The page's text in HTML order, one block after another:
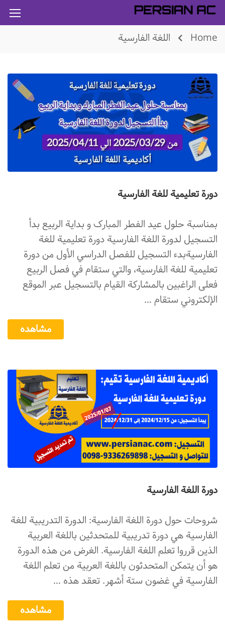
Home اللغة الفارسية
دورة تعلیمیة للغة الفارسية
بمناسبة حلول عيد الفطر المبارک و بداية الربيع بدأ
التسجيل لدورة اللغة الفارسية دورة تعلیمیة للغة
الفارسيةبدء التسجيل للفصل الدراسي الأول من دورة
تعليمیة للغة الفارسية، والتي ستقام في فصل الربیع
فعلی الراغبین بالمشاركة القیام بالتسجيل‌ عبر الموقع
الإلكتروني ستقام …
مشاهده
دورة اللغة الفارسية
شروحات حول دورة اللغة الفارسية: الدورة التدريبية للغة
الفارسية هي دورة تدريبية للمتحدثين باللغة العربية
الذين قرروا تعلم اللغة الفارسية. الغرض من هذه الدورة
هو أن يتمكن المتحدثون باللغة العربية من تعلم اللغة
الفارسية في غضون ستة أشهر. تعقد هذه …
مشاهده